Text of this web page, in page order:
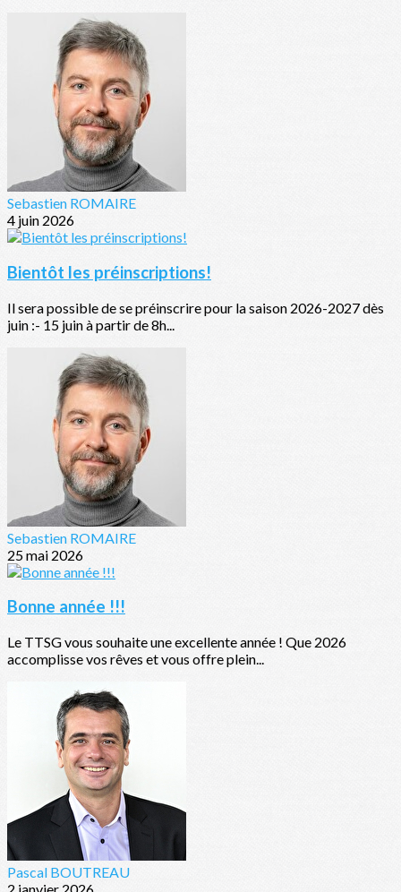
Sebastien ROMAIRE
4 juin 2026
Bientôt les préinscriptions!
Il sera possible de se préinscrire pour la saison 2026-2027 dès
juin :- 15 juin à partir de 8h...
Sebastien ROMAIRE
25 mai 2026
Bonne année !!!
Le TTSG vous souhaite une excellente année ! Que 2026
accomplisse vos rêves et vous offre plein...
Pascal BOUTREAU